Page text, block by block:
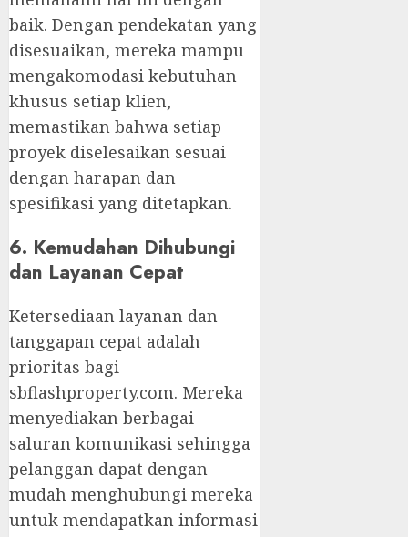
baik. Dengan pendekatan yang
disesuaikan, mereka mampu
mengakomodasi kebutuhan
khusus setiap klien,
memastikan bahwa setiap
proyek diselesaikan sesuai
dengan harapan dan
spesifikasi yang ditetapkan.
6. Kemudahan Dihubungi
dan Layanan Cepat
Ketersediaan layanan dan
tanggapan cepat adalah
prioritas bagi
sbflashproperty.com. Mereka
menyediakan berbagai
saluran komunikasi sehingga
pelanggan dapat dengan
mudah menghubungi mereka
untuk mendapatkan informasi